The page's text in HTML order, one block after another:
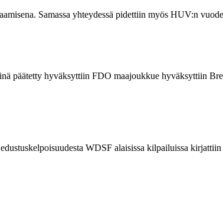
Samassa yhteydessä pidettiin myös HUV:n
päätetty hyväksyttiin FDO maajoukkue hyväksyttiin
WDSF alaisissa kilpailuissa